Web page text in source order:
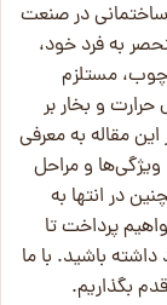
در صنعت
به فرد خود،
چوب، مستلزم
و بخار بر
مقاله به معرفی
ویژگی‌ها و مراحل
در انتها به
پرداخت تا
باشید. با ما
بگذاریم.